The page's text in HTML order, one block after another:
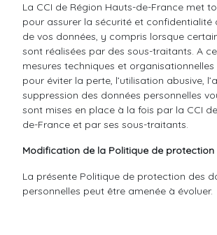
La CCI de Région Hauts-de-France met
pour assurer la sécurité et confidentialité
de vos données, y compris lorsque
sont réalisées par des sous-traitants. A
mesures techniques et
pour éviter la perte, l’utilisation abusive,
suppression des données personnelles
sont mises en place à la fois par la CCI
de-France et par ses sous-traitants.
Modification de la Politique de protection
La présente Politique de protection des
personnelles peut être amenée à évoluer.